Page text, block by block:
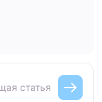
статья